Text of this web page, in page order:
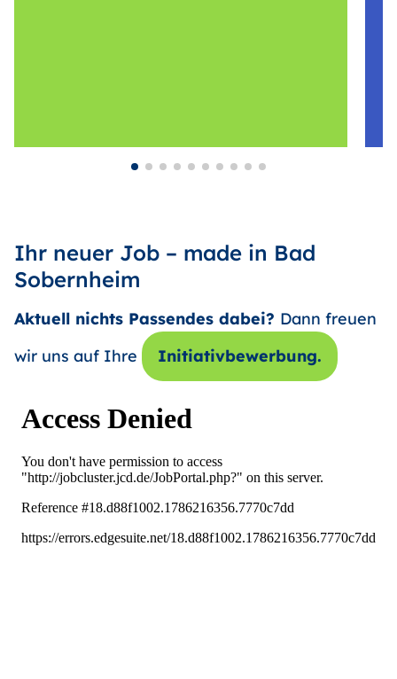
Ihr neuer Job – made in Bad
Sobernheim
Aktuell nichts Passendes dabei? Dann freuen
wir uns auf Ihre
Initiativbewerbung.